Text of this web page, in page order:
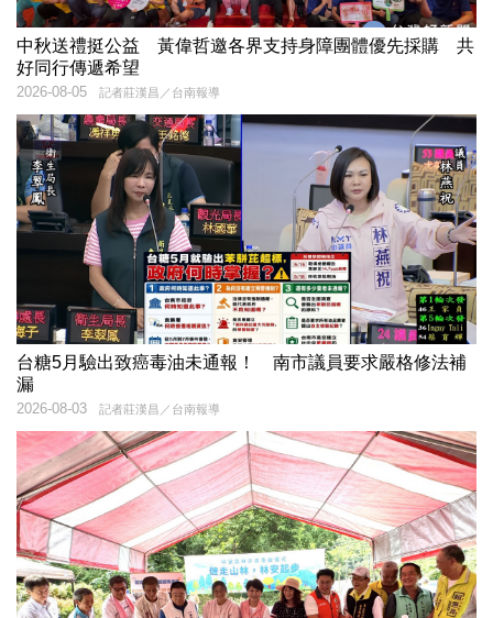
中秋送禮挺公益 黃偉哲邀各界支持身障團體優先採購 共
好同行傳遞希望
記者莊漢昌／台南報導
2026-08-05
台糖5月驗出致癌毒油未通報！ 南市議員要求嚴格修法補
漏
記者莊漢昌／台南報導
2026-08-03